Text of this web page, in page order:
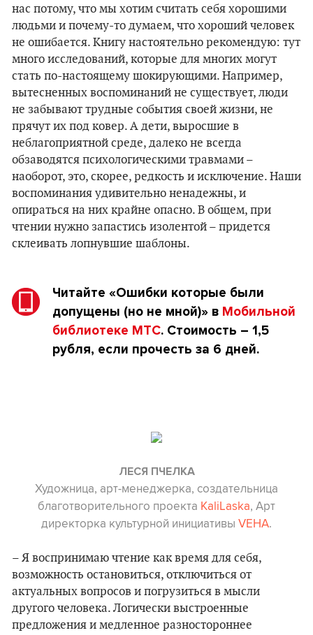
нас потому, что мы хотим считать себя хорошими
людьми и почему-то думаем, что хороший человек
не ошибается. Книгу настоятельно рекомендую: тут
много исследований, которые для многих могут
стать по-настоящему шокирующими. Например,
вытесненных воспоминаний не существует, люди
не забывают трудные события своей жизни, не
прячут их под ковер. А дети, выросшие в
неблагоприятной среде, далеко не всегда
обзаводятся психологическими травмами –
наоборот, это, скорее, редкость и исключение. Наши
воспоминания удивительно ненадежны, и
опираться на них крайне опасно. В общем, при
чтении нужно запастись изолентой – придется
склеивать лопнувшие шаблоны.
Читайте «Ошибки которые были
допущены (но не мной)» в Мобильной
библиотеке МТС. Стоимость – 1,5
рубля, если прочесть за 6 дней.
ЛЕСЯ ПЧЕЛКА
Художница, арт-менеджерка, создательница
благотворительного проекта KaliLaska, Арт
директорка культурной инициативы VEHA.
– Я воспринимаю чтение как время для себя,
возможность остановиться, отключиться от
актуальных вопросов и погрузиться в мысли
другого человека. Логически выстроенные
предложения и медленное разностороннее